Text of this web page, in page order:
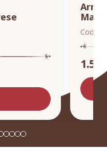
Codice: